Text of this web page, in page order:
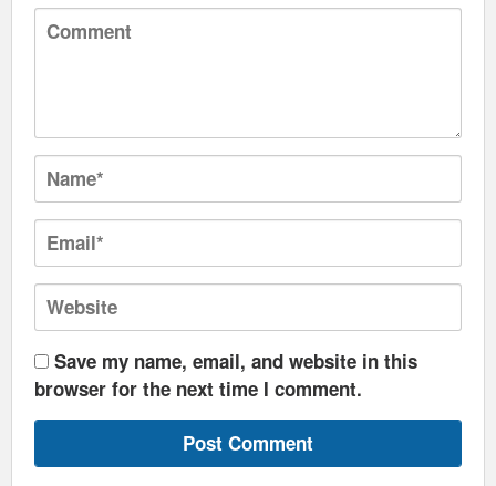
Save my name, email, and website in this
browser for the next time I comment.